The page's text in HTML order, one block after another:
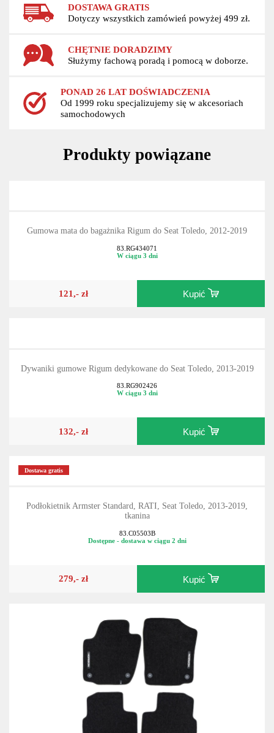
DOSTAWA GRATIS
Dotyczy wszystkich zamówień powyżej 499 zł.
CHĘTNIE DORADZIMY
Służymy fachową poradą i pomocą w doborze.
PONAD 26 LAT DOŚWIADCZENIA
Od 1999 roku specjalizujemy się w akcesoriach
samochodowych
Produkty powiązane
Gumowa mata do bagażnika Rigum do Seat Toledo, 2012-2019
83.RG434071
W ciągu 3 dni
121,- zł Kupić
Dywaniki gumowe Rigum dedykowane do Seat Toledo, 2013-2019
83.RG902426
W ciągu 3 dni
132,- zł Kupić
Dostawa gratis
Podłokietnik Armster Standard, RATI, Seat Toledo, 2013-2019,
tkanina
83.C05503B
Dostępne - dostawa w ciągu 2 dni
279,- zł Kupić